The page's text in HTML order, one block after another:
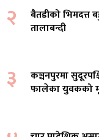
२
बैतडीको भिमदत्त
तालाबन्दी
३
कञ्चनपुरमा
फालेका युवकको